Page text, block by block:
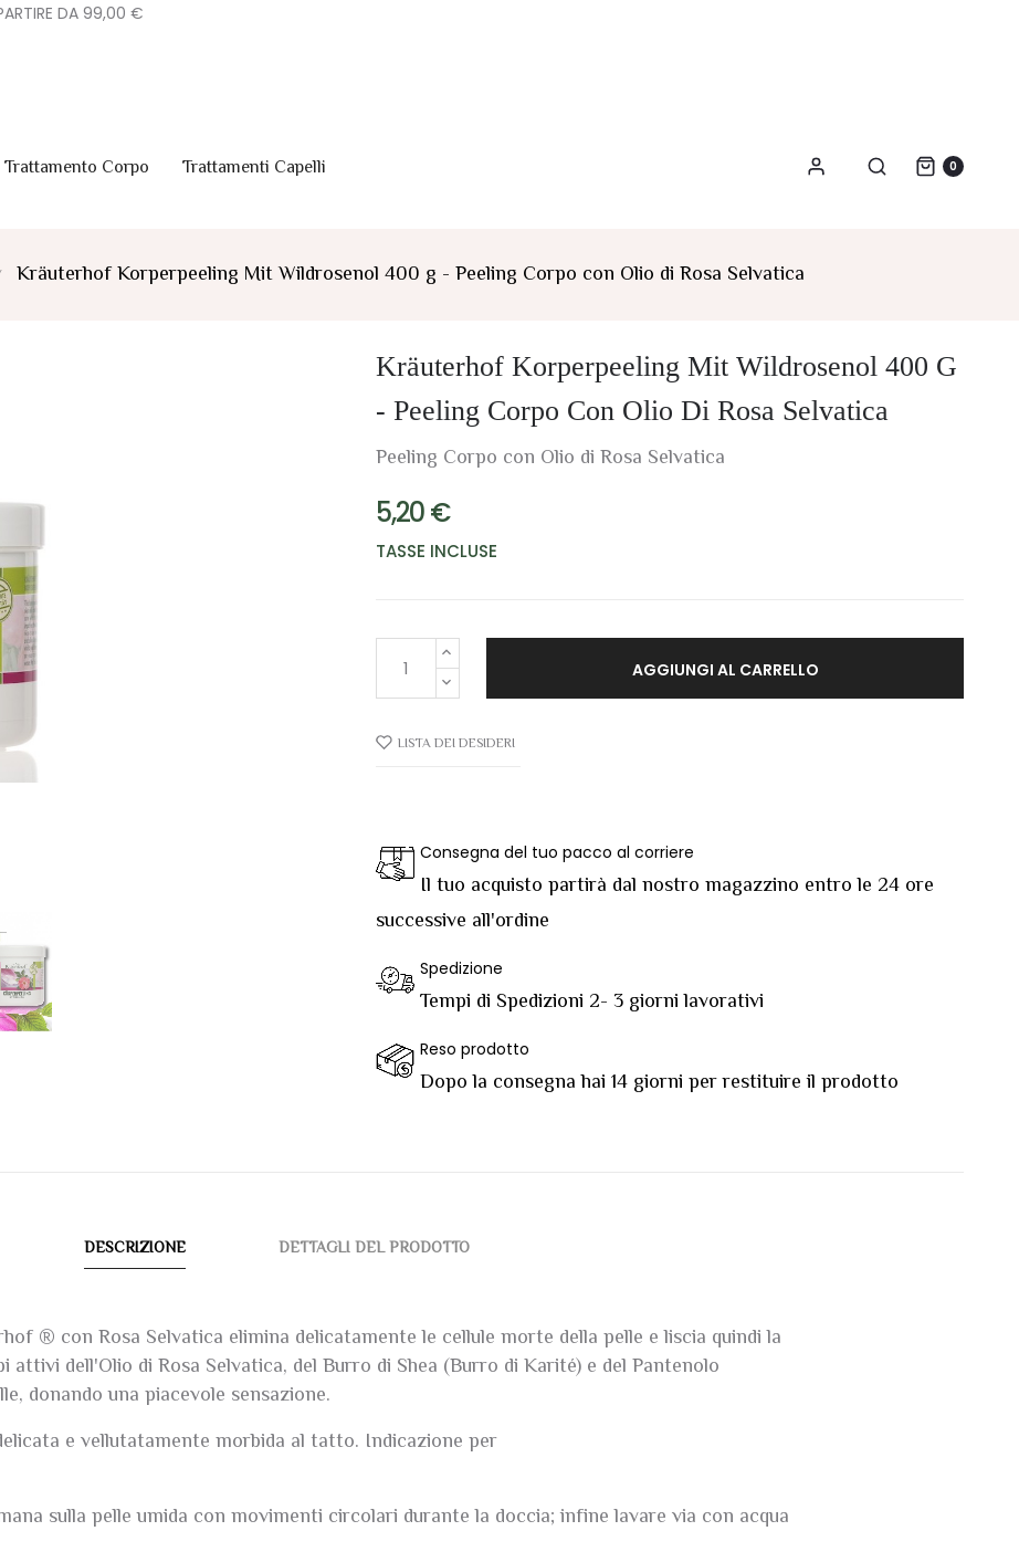
DA 99,00 €
Trattamento Corpo Trattamenti Capelli 0
Kräuterhof Korperpeeling Mit Wildrosenol 400 g - Peeling Corpo con Olio di Rosa Selvatica
Kräuterhof Korperpeeling Mit Wildrosenol 400 G
- Peeling Corpo Con Olio Di Rosa Selvatica
Peeling Corpo con Olio di Rosa Selvatica
5,20 €
TASSE INCLUSE
AGGIUNGI AL CARRELLO
LISTA DEI DESIDERI
Consegna del tuo pacco al corriere
Il tuo acquisto partirà dal nostro magazzino entro le 24 ore
successive all'ordine
Spedizione
Tempi di Spedizioni 2- 3 giorni lavorativi
Reso prodotto
Dopo la consegna hai 14 giorni per restituire il prodotto
DESCRIZIONE DETTAGLI DEL PRODOTTO
® con Rosa Selvatica elimina delicatamente le cellule morte della pelle e liscia quindi la
dell'Olio di Rosa Selvatica, del Burro di Shea (Burro di Karité) e del Pantenolo
donando una piacevole sensazione.
e vellutatamente morbida al tatto. Indicazione per
sulla pelle umida con movimenti circolari durante la doccia; infine lavare via con acqua